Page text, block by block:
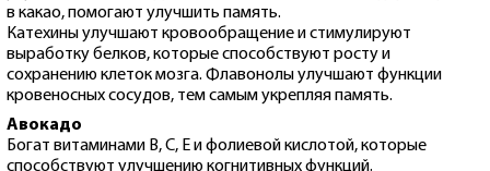
в какао, помогают улучшить память.
Катехины улучшают кровообращение и стимулируют
выработку белков, которые способствуют росту и
сохранению клеток мозга. Флавонолы улучшают функции
кровеносных сосудов, тем самым укрепляя память.
Авокадо
Богат витаминами B, C, E и фолиевой кислотой, которые
способствуют улучшению когнитивных функций.